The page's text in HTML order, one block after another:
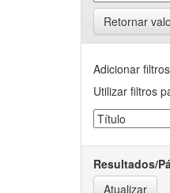
Retornar
Adicionar
Utilizar filtros
Resultados/